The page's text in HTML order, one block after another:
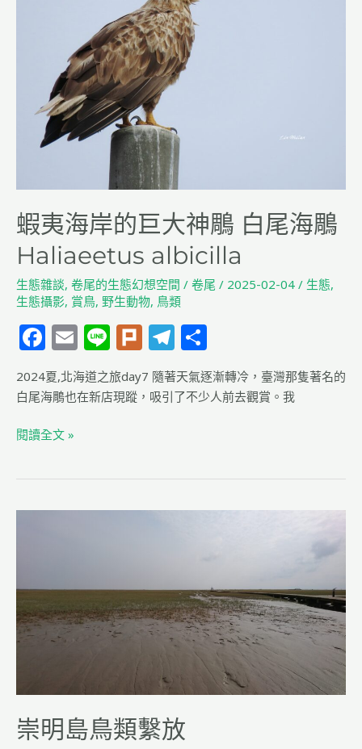
蝦夷海岸的巨大神鵰 白尾海鵰
Haliaeetus albicilla
生態雜談, 卷尾的生態幻想空間 / 卷尾 / 2025-02-04 / 生態,
生態攝影, 賞鳥, 野生動物, 鳥類
F
a
c
e
b
o
k
E
m
ai
l
Li
n
e
Pl
u
rk
T
el
e
g
享
2024夏,北海道之旅day7 隨著天氣逐漸轉冷，臺灣那隻著名的
白尾海鵰也在新店現蹤，吸引了不少人前去觀賞。我
鵰
Haliaeetus
albicilla
閱讀全文 »
崇明島鳥類繫放
繫
放